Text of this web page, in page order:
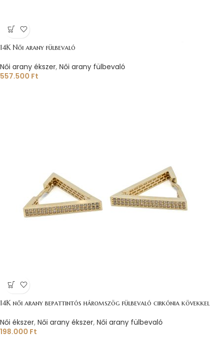
14K Női arany fülbevaló
Női arany ékszer, Női arany fülbevaló
557.500 Ft
14K női arany bepattintós háromszög fülbevaló cirkónia kövekkel
Női ékszer, Női arany ékszer, Női arany fülbevaló
198.000 Ft